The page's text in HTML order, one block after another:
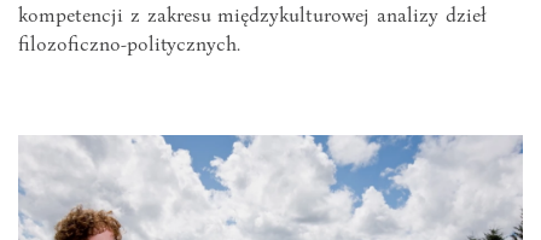
kompetencji z zakresu międzykulturowej analizy dzieł
filozoficzno-politycznych.